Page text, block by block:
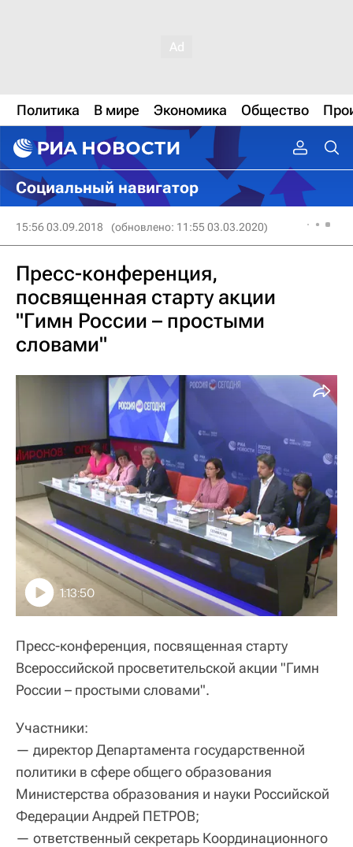
Политика В мире Экономика Общество
Социальный навигатор
15:56 03.09.2018 (обновлено: 11:55 03.03.2020)
Пресс-конференция,
посвященная старту акции
"Гимн России – простыми
словами"
1:13:50
Пресс-конференция, посвященная старту
Всероссийской просветительской акции "Гимн
России – простыми словами".
Участники:
— директор Департамента государственной
политики в сфере общего образования
Министерства образования и науки Российской
Федерации Андрей ПЕТРОВ;
— ответственный секретарь Координационного